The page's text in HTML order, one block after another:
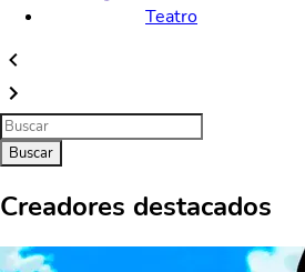
Teatro
Buscar
Creadores destacados